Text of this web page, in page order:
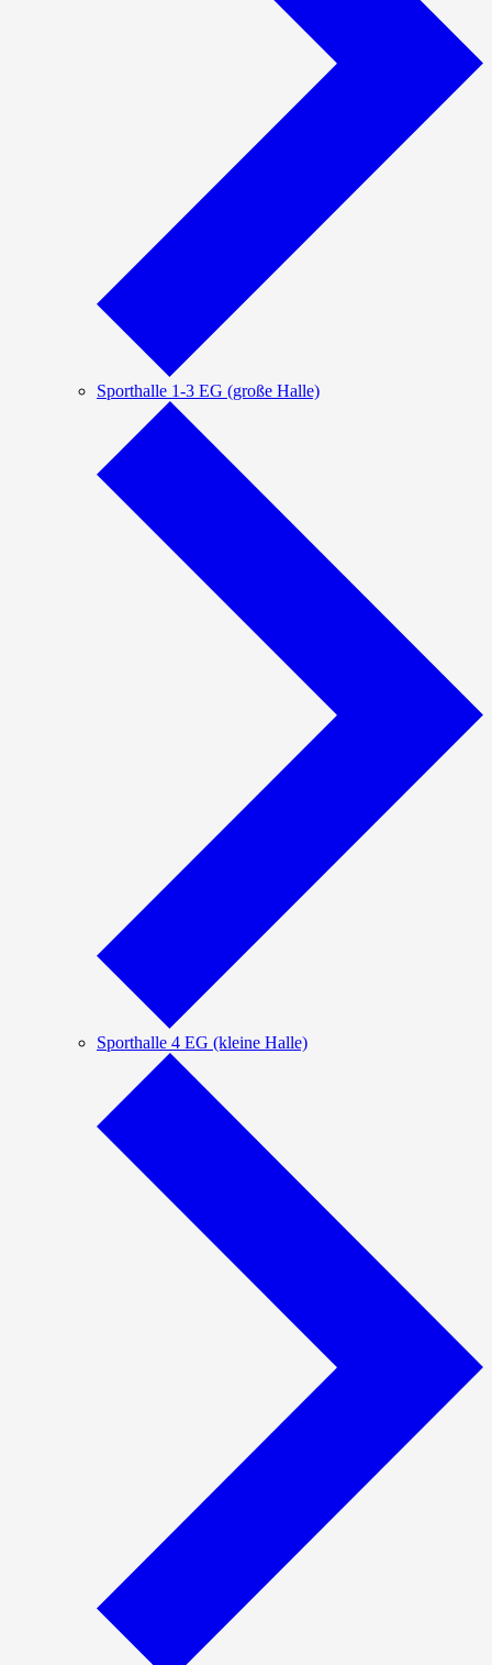
Sporthalle 1-3 EG (große Halle)
Sporthalle 4 EG (kleine Halle)